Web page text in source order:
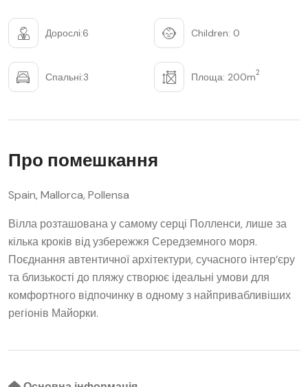
Дорослі:6 Children: 0
Спальні:3 Площа: 200m2
Про помешкання
Spain, Mallorca, Pollensa
Вілла розташована у самому серці Полленси, лише за
кілька кроків від узбережжя Середземного моря.
Поєднання автентичної архітектури, сучасного інтер’єру
та близькості до пляжу створює ідеальні умови для
комфортного відпочинку в одному з найпривабливіших
регіонів Майорки.